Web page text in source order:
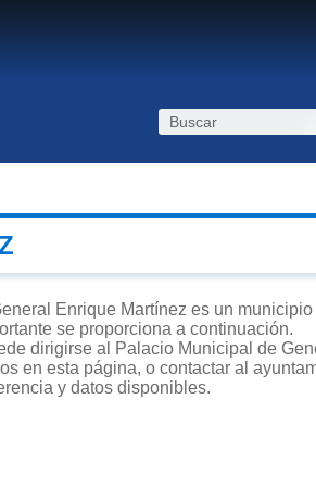
Enrique Martínez es un municipio
se proporciona a continuación.
dirigirse al Palacio Municipal de
en esta página, o contactar al
y datos disponibles.